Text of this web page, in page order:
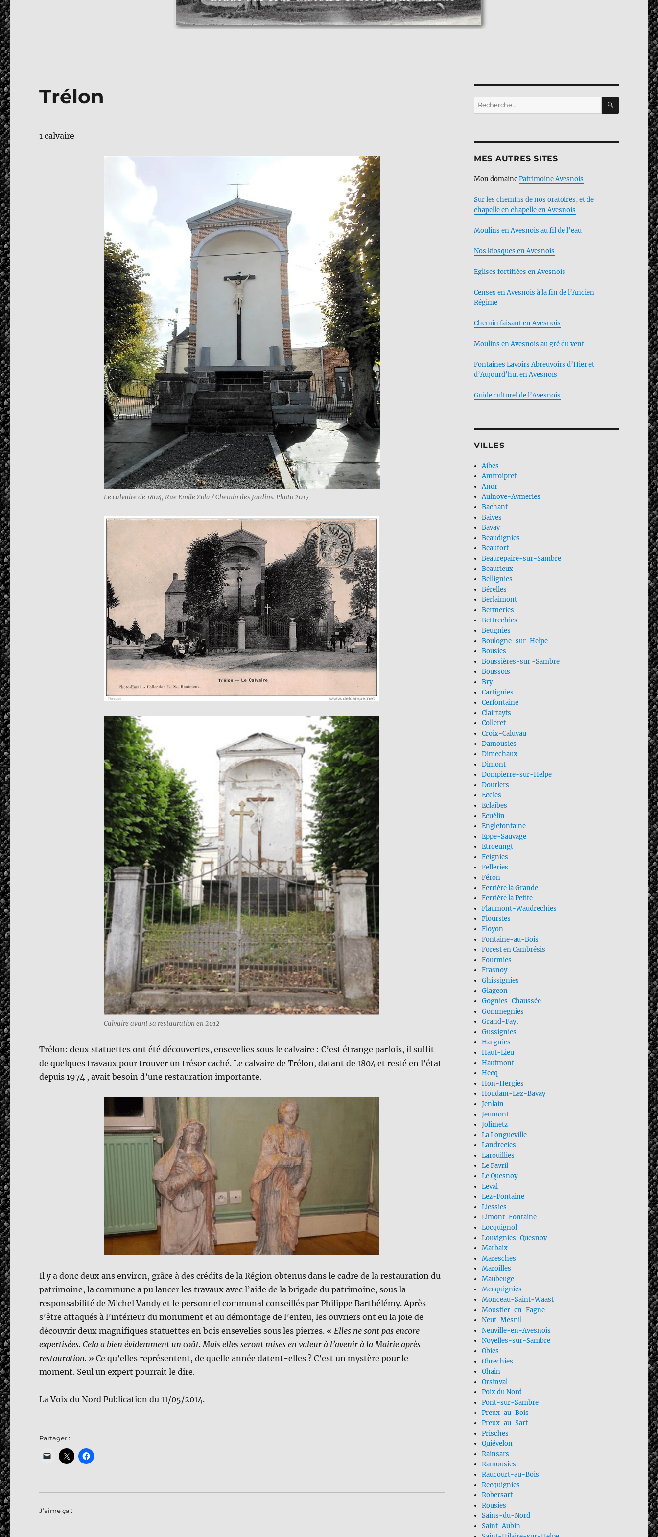
Trélon
1 calvaire
Le calvaire de 1804, Rue Emile Zola / Chemin des Jardins. Photo 2017
Calvaire avant sa restauration en 2012
Trélon: deux statuettes ont été découvertes, ensevelies sous le calvaire : C’est étrange parfois, il suffit
de quelques travaux pour trouver un trésor caché. Le calvaire de Trélon, datant de 1804 et resté en l’état
depuis 1974 , avait besoin d’une restauration importante.
Il y a donc deux ans environ, grâce à des crédits de la Région obtenus dans le cadre de la restauration du
patrimoine, la commune a pu lancer les travaux avec l’aide de la brigade du patrimoine, sous la
responsabilité de Michel Vandy et le personnel communal conseillés par Philippe Barthélémy. Après
s’être attaqués à l’intérieur du monument et au démontage de l’enfeu, les ouvriers ont eu la joie de
découvrir deux magnifiques statuettes en bois ensevelies sous les pierres. «Elles ne sont pas encore
expertisées. Cela a bien évidemment un coût. Mais elles seront mises en valeur à l’avenir à la Mairie après
restauration. » Ce qu’elles représentent, de quelle année datent-elles ? C’est un mystère pour le
moment. Seul un expert pourrait le dire.
La Voix du Nord Publication du 11/05/2014.
Partager :
J’aime ça :
Recherche
pour :
MES AUTRES SITES
Mon domainePatrimoine Avesnois
Sur les chemins de nos oratoires, et de
chapelle en chapelle en Avesnois
Moulins en Avesnois au fil de l’eau
Nos kiosques en Avesnois
Eglises fortifiées en Avesnois
Censes en Avesnois à la fin de l’Ancien
Régime
Chemin faisant en Avesnois
Moulins en Avesnois au gré du vent
Fontaines Lavoirs Abreuvoirs d’Hier et
d’Aujourd’hui en Avesnois
Guide culturel de l’Avesnois
VILLES
Aibes
Amfroipret
Anor
Aulnoye-Aymeries
Bachant
Baives
Bavay
Beaudignies
Beaufort
Beaurepaire-sur-Sambre
Beaurieux
Bellignies
Bérelles
Berlaimont
Bermeries
Bettrechies
Beugnies
Boulogne-sur-Helpe
Bousies
Boussières-sur -Sambre
Boussois
Bry
Cartignies
Cerfontaine
Clairfayts
Colleret
Croix-Caluyau
Damousies
Dimechaux
Dimont
Dompierre-sur-Helpe
Dourlers
Eccles
Eclaibes
Ecuélin
Englefontaine
Eppe-Sauvage
Etroeungt
Feignies
Felleries
Féron
Ferrière la Grande
Ferrière la Petite
Flaumont-Waudrechies
Floursies
Floyon
Fontaine-au-Bois
Forest en Cambrésis
Fourmies
Frasnoy
Ghissignies
Glageon
Gognies-Chaussée
Gommegnies
Grand-Fayt
Gussignies
Hargnies
Haut-Lieu
Hautmont
Hecq
Hon-Hergies
Houdain-Lez-Bavay
Jenlain
Jeumont
Jolimetz
La Longueville
Landrecies
Larouillies
Le Favril
Le Quesnoy
Leval
Lez-Fontaine
Liessies
Limont-Fontaine
Locquignol
Louvignies-Quesnoy
Marbaix
Maresches
Maroilles
Maubeuge
Mecquignies
Monceau-Saint-Waast
Moustier-en-Fagne
Neuf-Mesnil
Neuville-en-Avesnois
Noyelles-sur-Sambre
Obies
Obrechies
Ohain
Orsinval
Poix du Nord
Pont-sur-Sambre
Preux-au-Bois
Preux-au-Sart
Prisches
Quiévelon
Rainsars
Ramousies
Raucourt-au-Bois
Recquignies
Robersart
Rousies
Sains-du-Nord
Saint-Aubin